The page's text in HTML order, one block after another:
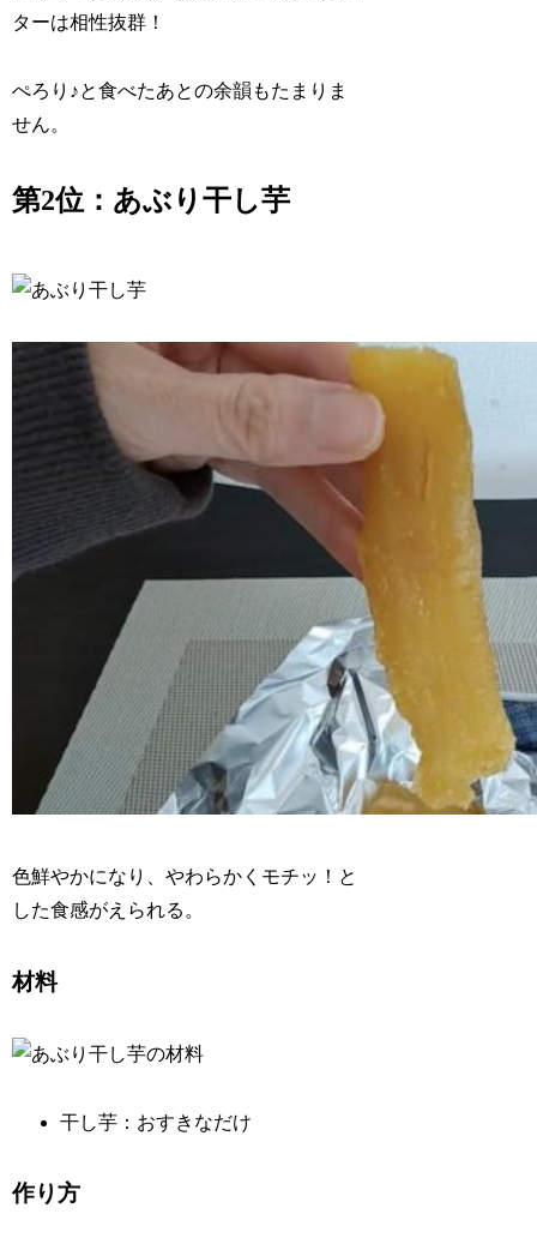
ターは相性抜群！
ぺろり♪と食べたあとの余韻もたまりま
せん。
第2位：あぶり干し芋
色鮮やかになり、やわらかくモチッ！と
した食感がえられる。
材料
干し芋：おすきなだけ
作り方